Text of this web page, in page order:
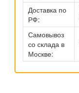
Доставка по
РФ:
Самовывоз
со склада в
Москве: